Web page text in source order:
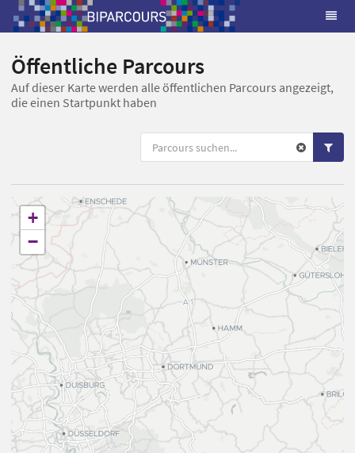
Öffentliche Parcours
Auf dieser Karte werden alle öffentlichen Parcours angezeigt,
die einen Startpunkt haben
+
−